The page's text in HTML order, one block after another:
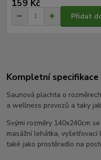
159 Kč
Přidat
Kompletní specifikace
Saunová plachta o
a wellness provozů a taky
Svými rozměry 140x240cm
masážní lehátka,
také jako prostěradlo na